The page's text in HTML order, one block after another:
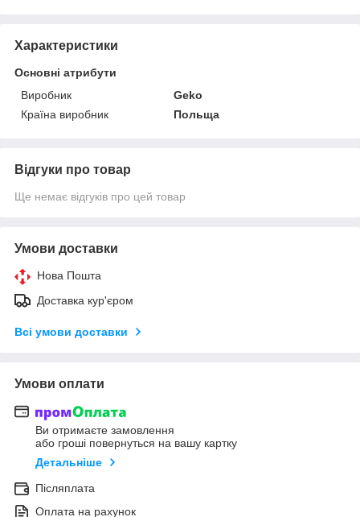
Характеристики
Основні атрибути
Виробник
Geko
Країна виробник
Польща
Відгуки про товар
Ще немає відгуків про цей товар
Умови доставки
Нова Пошта
Доставка кур'єром
Всі умови доставки
Умови оплати
Ви отримаєте замовлення
або гроші повернуться на вашу картку
Детальніше
Післяплата
Оплата на рахунок